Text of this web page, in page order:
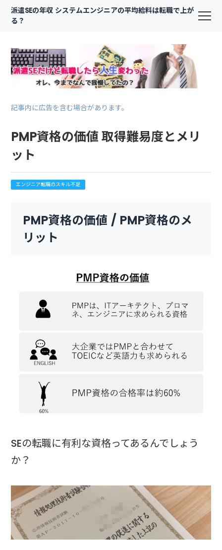
派遣SEの年収 システムエンジニアの平均給料は転職で上が
る？
記事内に広告を含む場合があります。
PMP資格の価値 取得難易度とメリ
ット
エンジニア転職のスキル不足
PMP資格の価値 / PMP資格のメ
リット
SEの転職に有利な資格ってあるんでしょう
か？